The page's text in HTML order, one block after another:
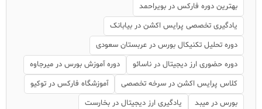
بهترین دوره فارکس در بویراحمد
یادگیری تخصصی پرایس اکشن در بیابانک
دوره تحلیل تکنیکال بورس در عربستان سعودی
دوره حضوری ارز دیجیتال در ناسائو
دوره آموزش بورس در میرجاوه
کلاس پرایس اکشن در سرخه تخصصی
آموزشگاه فارکس در توکیو
بورس در میبد
یادگیری ارز دیجیتال در بخارست